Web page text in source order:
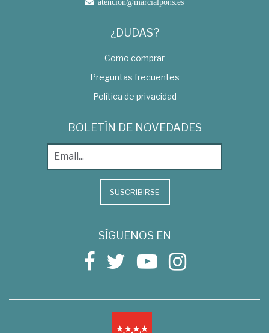
atencion@marcialpons.es
¿DUDAS?
Como comprar
Preguntas frecuentes
Política de privacidad
BOLETÍN DE NOVEDADES
SUSCRIBIRSE
SÍGUENOS EN